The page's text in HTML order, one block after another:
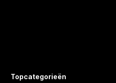
Topcategorieën